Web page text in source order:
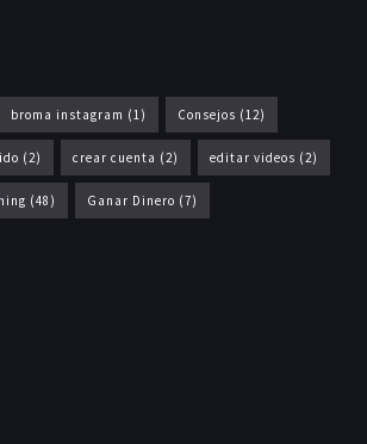
broma instagram (1) Consejos (12)
(2) crear cuenta (2) editar videos (2)
(48) Ganar Dinero (7)